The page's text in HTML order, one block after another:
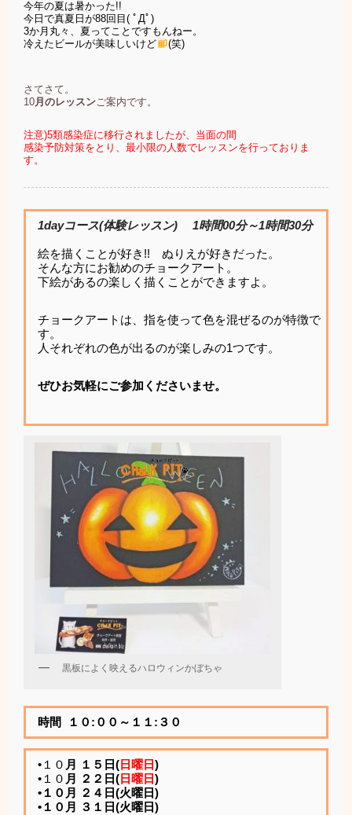
今年の夏は暑かった!!
今日で真夏日が88回目( ﾟДﾟ)
3か月丸々、夏ってことですもんねー。
冷えたビールが美味しいけど
(笑)
さてさて。
10月のレッスンご案内です。
注意)5類感染症に移行されましたが、当面の間
感染予防対策をとり、 最小限の人数でレッスンを行っておりま
す。
1dayコース(体験レッスン) 1時間00分～1時間30分
絵を描くことが好き!! ぬりえが好きだった。
そんな方にお勧めのチョークアート。
下絵があるの楽しく描くことができますよ。
チョークアートは、指を使って色を混ぜるのが特徴で
す。
人それぞれの色が出るのが楽しみの1つです。
ぜひお気軽にご参加くださいませ。
黒板によく映えるハロウィンかぼちゃ
時間 １０:００～１１:３０
•１０ 月 １５日( 日曜日)
•１０ 月 ２２日( 日曜日)
•１０月 ２４日(火曜日)
•１０月 ３１日(火曜日)